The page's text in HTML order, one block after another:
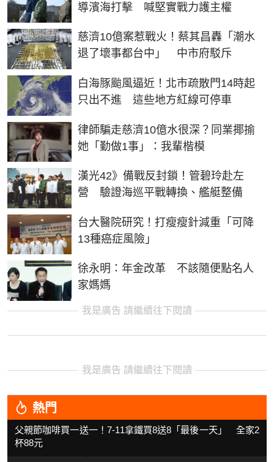
導濱海打擊 喊堅實戰力護主權
慈濟10億案惹戰火！蔡其昌轟「潮水
退了壞事都台中」 中市府駁斥
白海豚颱風逼近！北市疏散門14時起
只出不進 這些地方紅線可停車
律師騙走慈濟10億水很深？同業揶揄
她「勤做1事」：我輩楷模
漢光42》備戰反封鎖！管碧玲赴左
營 驗證海巡平戰轉換、艦艇整備
台大醫院研究！打瘦瘦針減重「可降
13種癌症風險」
徐永明：年金改革 不該隨便點名人
家媽媽
我是廣告 請繼續往下閱讀
我是廣告 請繼續往下閱讀
熱門
父親節咖啡買一送一！7-11拿鐵買8送8「最後一天」 全家2
杯88元